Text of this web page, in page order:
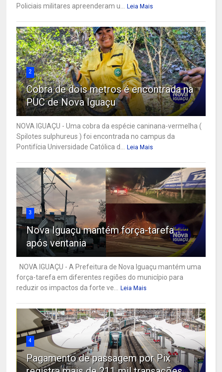
Policiais militares apreenderam u...
Leia Mais
2
Cobra de dois metros é encontrada na
PUC de Nova Iguaçu
NOVA IGUAÇU - Uma cobra da espécie caninana-vermelha (
Spilotes sulphureus ) foi encontrada no campus da
Pontifícia Universidade Católica d...
Leia Mais
3
Nova Iguaçu mantém força-tarefa
após ventania
NOVA IGUAÇU - A Prefeitura de Nova Iguaçu mantém uma
força-tarefa em diferentes regiões do município para
reduzir os impactos da forte ve...
Leia Mais
4
Pagamento de passagem por Pix